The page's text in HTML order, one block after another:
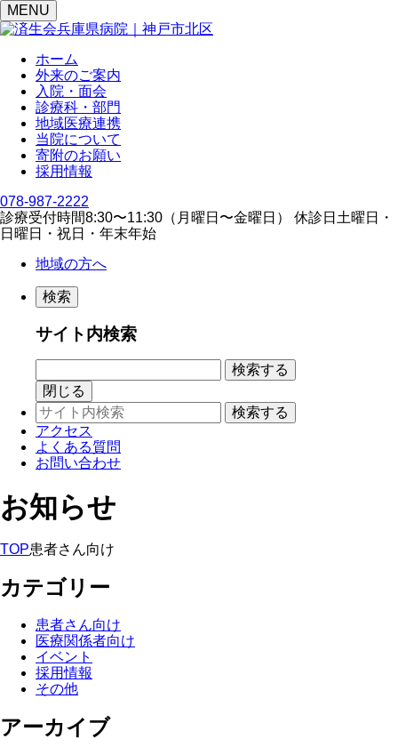
MENU
ホーム
外来のご案内
入院・面会
診療科・部門
地域医療連携
当院について
寄附のお願い
採用情報
078-987-2222
診療受付時間8:30〜11:30（⽉曜⽇〜⾦曜⽇） 休診日 ⼟曜⽇・
⽇曜⽇・祝⽇・年末年始
地域の方へ
検索
サイト内検索
閉じる
アクセス
よくある質問
お問い合わせ
お知らせ
TOP患者さん向け
カテゴリー
患者さん向け
医療関係者向け
イベント
採用情報
その他
アーカイブ